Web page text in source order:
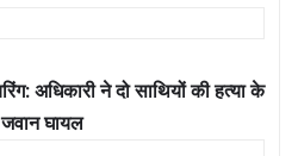
अधिकारी ने दो साथियों की हत्या के
घायल